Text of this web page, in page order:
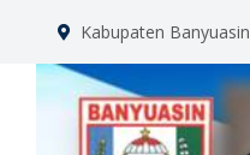
Kabupaten Banyuasin